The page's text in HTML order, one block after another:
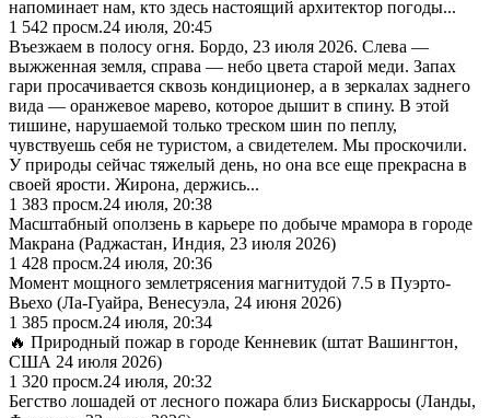
напоминает нам, кто здесь настоящий архитектор погоды...
1 542 просм.24 июля, 20:45
Въезжаем в полосу огня. Бордо, 23 июля 2026. Слева —
выжженная земля, справа — небо цвета старой меди. Запах
гари просачивается сквозь кондиционер, а в зеркалах заднего
вида — оранжевое марево, которое дышит в спину. В этой
тишине, нарушаемой только треском шин по пеплу,
чувствуешь себя не туристом, а свидетелем. Мы проскочили.
У природы сейчас тяжелый день, но она все еще прекрасна в
своей ярости. Жирона, держись...
1 383 просм.24 июля, 20:38
Масштабный оползень в карьере по добыче мрамора в городе
Макрана (Раджастан, Индия, 23 июля 2026)
1 428 просм.24 июля, 20:36
Момент мощного землетрясения магнитудой 7.5 в Пуэрто-
Вьехо (Ла-Гуайра, Венесуэла, 24 июня 2026)
1 385 просм.24 июля, 20:34
🔥 Природный пожар в городе Кенневик (штат Вашингтон,
США 24 июля 2026)
1 320 просм.24 июля, 20:32
Бегство лошадей от лесного пожара близ Бискарросы (Ланды,